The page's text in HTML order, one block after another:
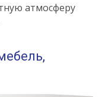
атмосферу